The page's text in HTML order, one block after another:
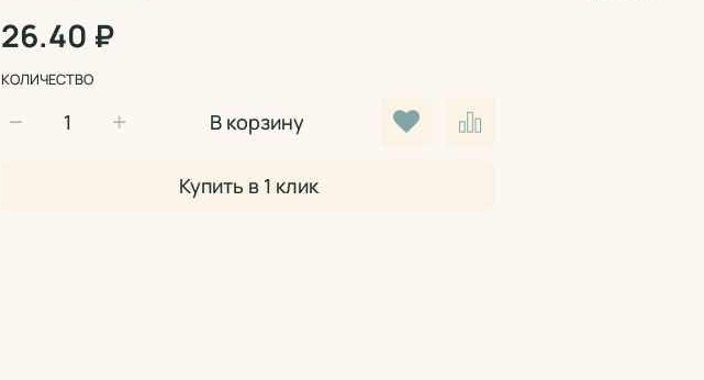
26.40 ₽
КОЛИЧЕСТВО
В корзину
Купить в 1 клик